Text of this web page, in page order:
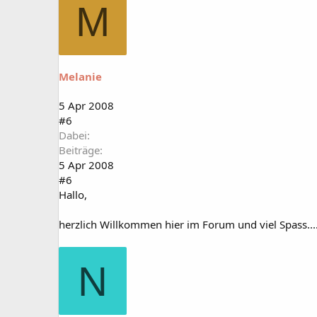
M
Melanie
5 Apr 2008
#6
Dabei
Beiträge
5 Apr 2008
#6
Hallo,
herzlich Willkommen hier im Forum und viel
N